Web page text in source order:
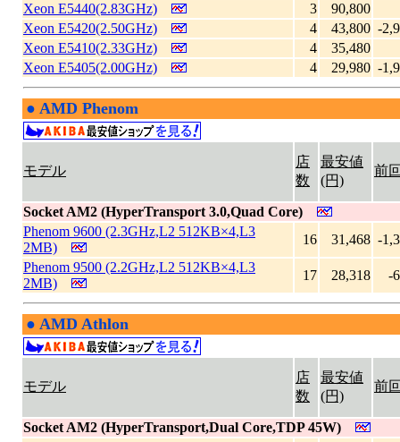
Xeon E5440(2.83GHz)
3
90,800
Xeon E5420(2.50GHz)
4 43,800 -
Xeon E5410(2.33GHz)
4
35,480
Xeon E5405(2.00GHz)
4 29,980 -
● AMD Phenom
モデル
店
数
最安値
(円)
前
Socket AM2 (HyperTransport 3.0,Quad Core)
Phenom 9600 (2.3GHz,L2 512KB×4,L3
2MB)
16 31,468 -
Phenom 9500 (2.2GHz,L2 512KB×4,L3
2MB)
17 28,318 -
● AMD Athlon
モデル
店
数
最安値
(円)
前
Socket AM2 (HyperTransport,Dual Core,TDP 45W)